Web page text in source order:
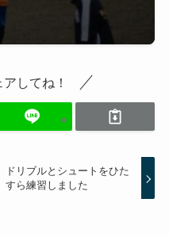
してね！
ドリブルとシュートをひた
すら練習しました